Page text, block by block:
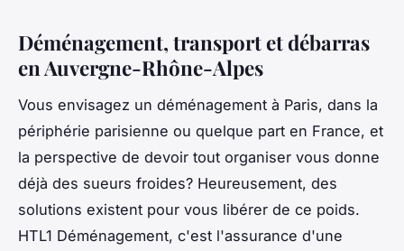
Déménagement, transport et débarras
en Auvergne-Rhône-Alpes
Vous envisagez un déménagement à Paris, dans la
périphérie parisienne ou quelque part en France, et
la perspective de devoir tout organiser vous donne
déjà des sueurs froides? Heureusement, des
solutions existent pour vous libérer de ce poids.
HTL1 Déménagement, c'est l'assurance d'une